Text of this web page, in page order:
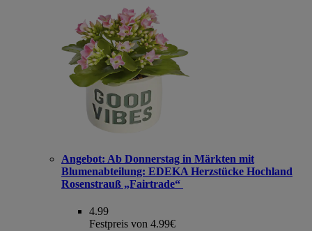
Angebot: Ab Donnerstag in Märkten mit
Blumenabteilung: EDEKA Herzstücke Hochland
Rosenstrauß „Fairtrade“
4.99
Festpreis von 4.99€